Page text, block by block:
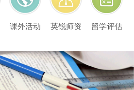
课外活动 英锐师资 留学评估